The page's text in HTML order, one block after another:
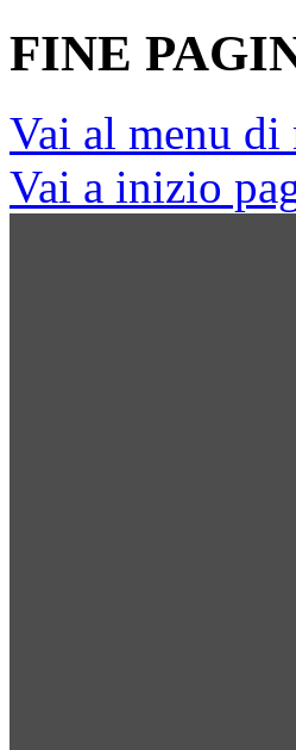
FINE
Vai al menu
Vai a inizio